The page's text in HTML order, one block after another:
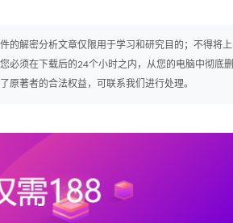
的解密分析文章仅限用于学习和研究目的；不得将上
必须在下载后的24个小时之内，从您的电脑中彻底删
原著者的合法权益，可联系我们进行处理。